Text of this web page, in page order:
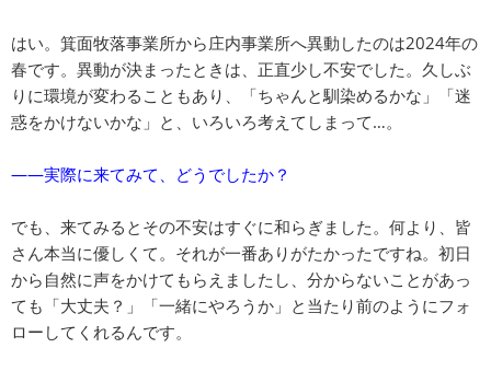
はい。箕面牧落事業所から庄内事業所へ異動したのは2024年の
春です。異動が決まったときは、正直少し不安でした。久しぶ
りに環境が変わることもあり、「ちゃんと馴染めるかな」「迷
惑をかけないかな」と、いろいろ考えてしまって…。
――実際に来てみて、どうでしたか？
でも、来てみるとその不安はすぐに和らぎました。何より、皆
さん本当に優しくて。それが一番ありがたかったですね。初日
から自然に声をかけてもらえましたし、分からないことがあっ
ても「大丈夫？」「一緒にやろうか」と当たり前のようにフォ
ローしてくれるんです。